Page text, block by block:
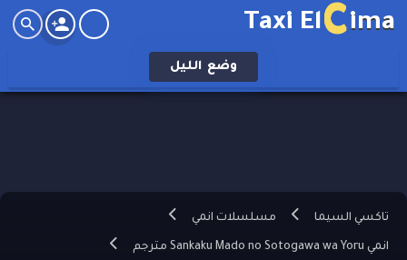
Taxi ElCima
وضع الليل
تاكسي السيما مسلسلات انمي
انمي Sankaku Mado no Sotogawa wa Yoru مترجم